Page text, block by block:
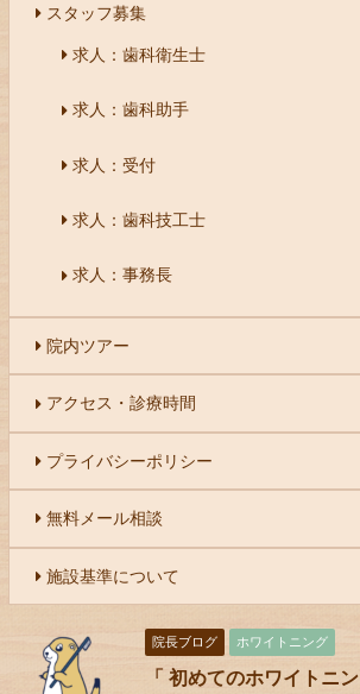
スタッフ募集
求人：歯科衛生士
求人：歯科助手
求人：受付
求人：歯科技工士
求人：事務長
院内ツアー
アクセス・診療時間
プライバシーポリシー
無料メール相談
施設基準について
院長ブログ ホワイトニング
「 初めてのホワイトニン